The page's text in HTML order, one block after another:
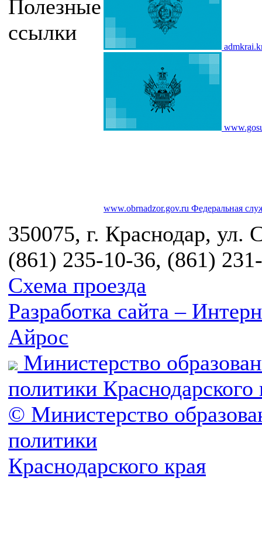
Полезные
ссылки
www.obrnadzor.gov.ru Федеральная
350075, г. Краснодар, ул.
(861) 235-10-36, (861)
Схема проезда
Разработка сайта –
Айрос
Министерство
политики Краснодарского
© Министерство
политики
Краснодарского края